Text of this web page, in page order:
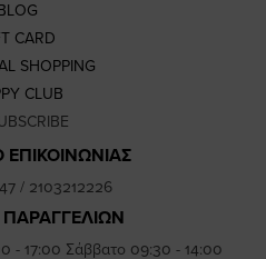
CARD
SHOPPING
CLUB
/ 2103212226
- 17:00 Σάββατο 09:30 - 14:00